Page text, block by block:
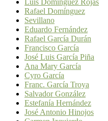
Rafael Domínguez
Sevillano
Eduardo Fernández
Rafael García Durán
Francisco García
José Luis García Piña
Ana Mary García
Cyro García
Franc. García Troya
Salvador González
Estefanía Hernández
José Antonio Hinojos